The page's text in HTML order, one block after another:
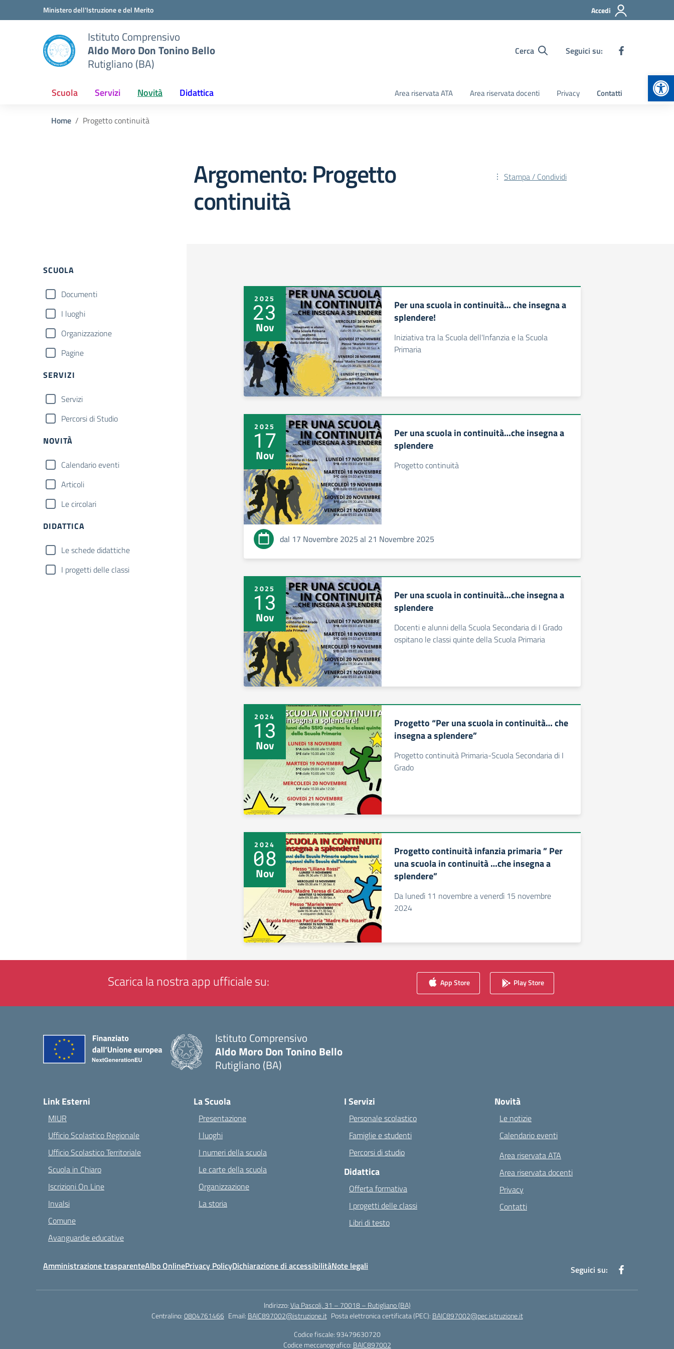
Vai ai contenuti
Vai al menu di navigazioneMinistero dell'Istruzione e del Merito Accedi
Istituto Comprensivo
Aldo Moro Don Tonino Bello
Rutigliano (BA)
Cerca Seguici su:
Scuola Servizi Novità Didattica Area riservata ATA Area riservata docenti Privacy Contatti
Home Progetto continuità
Argomento: Progetto
continuità
Stampa / Condividi
Filtri
SCUOLA
Documenti
I luoghi
Organizzazione
Pagine
SERVIZI
Servizi
Percorsi di Studio
NOVITÀ
Calendario eventi
Articoli
Le circolari
DIDATTICA
Le schede didattiche
I progetti delle classi
2025
23
Nov
Per una scuola in continuità… che insegna a
splendere!
Iniziativa tra la Scuola dell'Infanzia e la Scuola
Primaria
2025
17
Nov
Per una scuola in continuità…che insegna a
splendere
Progetto continuità
dal 17 Novembre 2025 al 21 Novembre 2025
2025
13
Nov
Per una scuola in continuità…che insegna a
splendere
Docenti e alunni della Scuola Secondaria di I Grado
ospitano le classi quinte della Scuola Primaria
2024
13
Nov
Progetto “Per una scuola in continuità… che
insegna a splendere”
Progetto continuità Primaria-Scuola Secondaria di I
Grado
2024
08
Nov
Progetto continuità infanzia primaria ” Per
una scuola in continuità …che insegna a
splendere”
Da lunedì 11 novembre a venerdì 15 novembre
2024
Scarica la nostra app ufficiale su: App Store Play Store
Istituto Comprensivo
Aldo Moro Don Tonino Bello
Rutigliano (BA)
Link Esterni
MIUR
Ufficio Scolastico Regionale
Ufficio Scolastico Territoriale
Scuola in Chiaro
Iscrizioni On Line
Invalsi
Comune
Avanguardie educative
La Scuola
Presentazione
I luoghi
I numeri della scuola
Le carte della scuola
Organizzazione
La storia
I Servizi
Personale scolastico
Famiglie e studenti
Percorsi di studio
Didattica
Offerta formativa
I progetti delle classi
Libri di testo
Novità
Le notizie
Calendario eventi
Area riservata ATA
Area riservata docenti
Privacy
Contatti
Amministrazione trasparenteAlbo OnlinePrivacy PolicyDichiarazione di accessibilitàNote legali Seguici su:
Indirizzo:Via Pascoli, 31 – 70018 – Rutigliano (BA)
Centralino:0804761466 Email: BAIC897002@istruzione.it Posta elettronica certificata (PEC): BAIC897002@pec.istruzione.it
Codice fiscale: 93479630720
Codice meccanografico: BAIC897002